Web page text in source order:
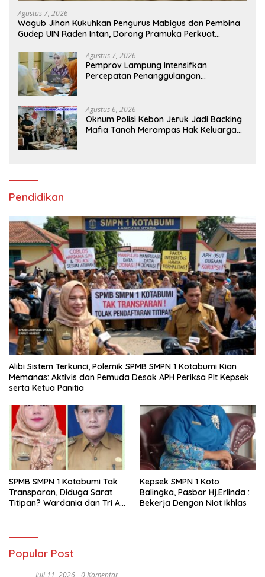
Agustus 7, 2026
Wagub Jihan Kukuhkan Pengurus Mabigus dan Pembina
Gudep UIN Raden Intan, Dorong Pramuka Perkuat
Agustus 7, 2026
Pemprov Lampung Intensifkan
Percepatan Penanggulangan
Agustus 6, 2026
Oknum Polisi Kebon Jeruk Jadi Backing
Mafia Tanah Merampas Hak Keluarga
Pendidikan
Alibi Sistem Terkunci, Polemik SPMB SMPN 1 Kotabumi Kian
Memanas: Aktivis dan Pemuda Desak APH Periksa Plt Kepsek
serta Ketua Panitia
SPMB SMPN 1 Kotabumi Tak
Transparan, Diduga Sarat
Titipan? Wardania dan Tri Aji
Kepsek SMPN 1 Koto
Balingka, Pasbar Hj.Erlinda :
Bekerja Dengan Niat Ikhlas
Popular Post